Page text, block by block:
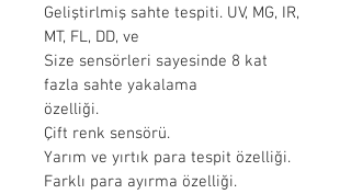
Geliştirlmiş sahte tespiti. UV, MG, IR,
MT, FL, DD, ve
Size sensörleri sayesinde 8 kat
fazla sahte yakalama
özelliği.
Çift renk sensörü.
Yarım ve yırtık para tespit özelliği.
Farklı para ayırma özelliği.